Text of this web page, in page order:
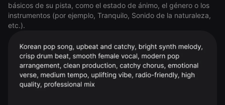
básicos de su pista, como el estado de ánimo, el género o los
instrumentos (por ejemplo, Tranquilo, Sonido de la naturaleza,
etc.).